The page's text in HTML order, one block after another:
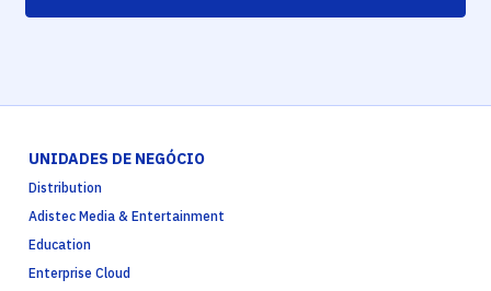
UNIDADES DE NEGÓCIO
Distribution
Adistec Media & Entertainment
Education
Enterprise Cloud